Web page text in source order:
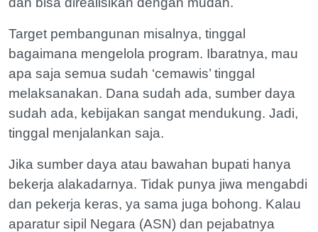
Target pembangunan misalnya, tinggal
bagaimana mengelola program. Ibaratnya, mau
apa saja semua sudah ‘cemawis’ tinggal
melaksanakan. Dana sudah ada, sumber daya
sudah ada, kebijakan sangat mendukung. Jadi,
tinggal menjalankan saja.
Jika sumber daya atau bawahan bupati hanya
bekerja alakadarnya. Tidak punya jiwa mengabdi
dan pekerja keras, ya sama juga bohong. Kalau
aparatur sipil Negara (ASN) dan pejabatnya